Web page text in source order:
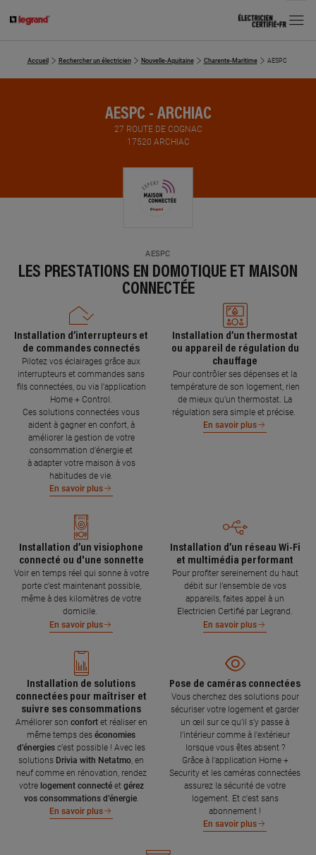
MENU
Accueil Rechercher un électricien Nouvelle-Aquitaine Charente-Maritime AESPC
AESPC - ARCHIAC
27 ROUTE DE COGNAC
17520 ARCHIAC
AESPC
LES PRESTATIONS EN DOMOTIQUE ET MAISON
CONNECTÉE
Installation d’interrupteurs et
de commandes connectés
Pilotez vos éclairages grâce aux
interrupteurs et commandes sans
fils connectées, ou via l'application
Home + Control.
Ces solutions connectées vous
aident à gagner en confort, à
améliorer la gestion de votre
consommation d’énergie et
à adapter votre maison à vos
habitudes de vie.
En savoir plus
Installation d’un thermostat
ou appareil de régulation du
chauffage
Pour contrôler ses dépenses et la
température de son logement, rien
de mieux qu’un thermostat. La
régulation sera simple et précise.
En savoir plus
Installation d’un visiophone
connecté ou d'une sonnette
Voir en temps réel qui sonne à votre
porte c’est maintenant possible,
même à des kilomètres de votre
domicile.
En savoir plus
Installation d’un réseau Wi-Fi
et multimédia performant
Pour profiter sereinement du haut
débit sur l’ensemble de vos
appareils, faites appel à un
Electricien Certifié par Legrand.
En savoir plus
Installation de solutions
connectées pour maîtriser et
suivre ses consommations
Améliorer son confort et réaliser en
même temps des économies
d’énergies c’est possible ! Avec les
solutions Drivia with Netatmo , en
neuf comme en rénovation, rendez
votre logement connecté et gérez
vos consommations d’énergie.
En savoir plus
Pose de caméras connectées
Vous cherchez des solutions pour
sécuriser votre logement et garder
un œil sur ce qu’il s’y passe à
l’intérieur comme à l’extérieur
lorsque vous êtes absent ?
Grâce à l'application Home +
Security et les caméras connectées
assurez la sécurité de votre
logement. Et c'est sans
abonnement !
En savoir plus